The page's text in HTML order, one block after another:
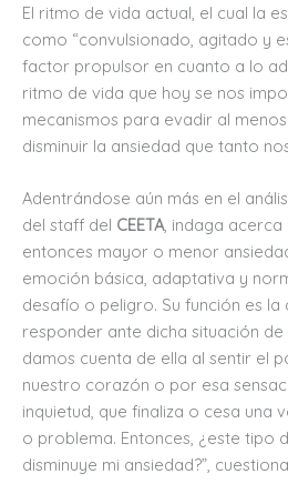
El ritmo de vida actual, el cual la
como “convulsionado, agitado y
factor propulsor en cuanto a lo
ritmo de vida que hoy se nos
mecanismos para evadir al
disminuir la ansiedad que tanto
Adentrándose aún más en el
del staff del CEETA, indaga
entonces mayor o menor
emoción básica, adaptativa y
desafío o peligro. Su función es la
responder ante dicha situación
damos cuenta de ella al sentir el
nuestro corazón o por esa
inquietud, que finaliza o cesa una
o problema. Entonces, ¿este tipo
disminuye mi ansiedad?”,